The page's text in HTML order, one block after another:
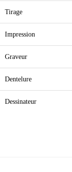
Tirage
Impression
Graveur
Dentelure
Dessinateur